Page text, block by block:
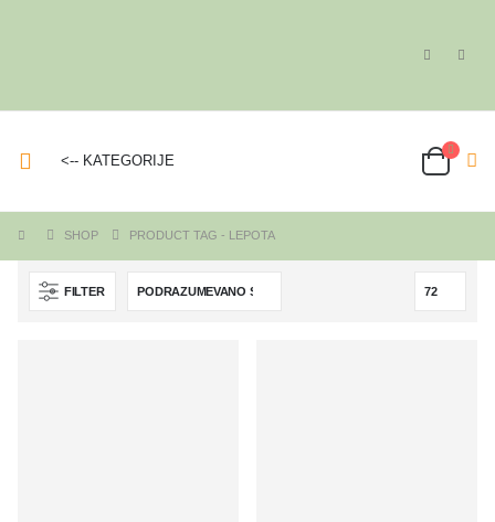
<-- KATEGORIJE
SHOP PRODUCT TAG - LEPOTA
FILTER